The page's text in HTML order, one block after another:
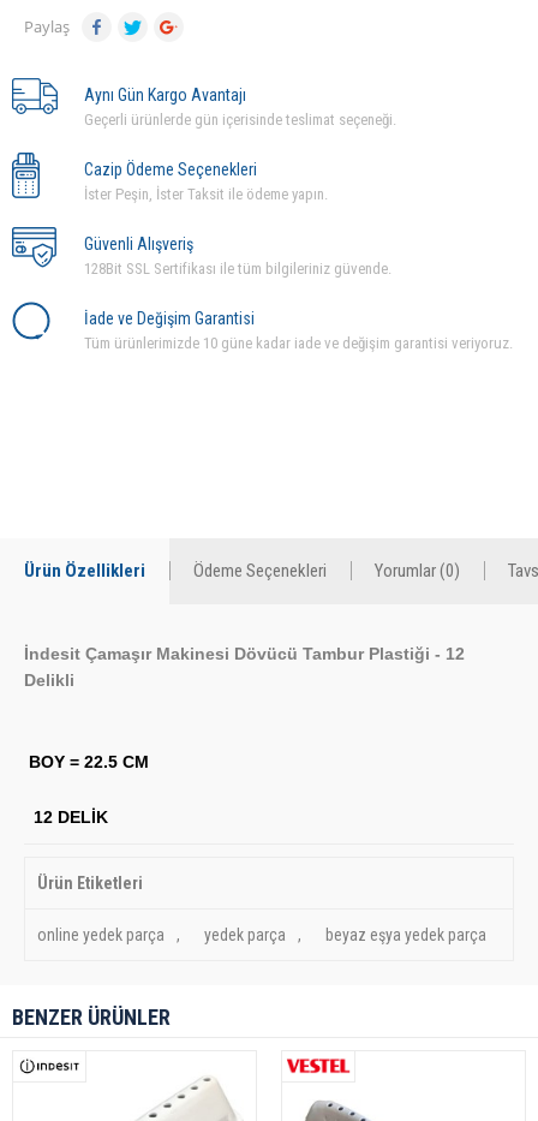
Paylaş
Aynı Gün Kargo Avantajı
Geçerli ürünlerde gün içerisinde teslimat seçeneği.
Cazip Ödeme Seçenekleri
İster Peşin, İster Taksit ile ödeme yapın.
Güvenli Alışveriş
128Bit SSL Sertifikası ile tüm bilgileriniz güvende.
İade ve Değişim Garantisi
Tüm ürünlerimizde 10 güne kadar iade ve değişim garantisi veriyoruz.
Ürün Özellikleri Ödeme Seçenekleri Yorumlar (0)
İndesit Çamaşır Makinesi Dövücü Tambur Plastiği - 12
Delikli
BOY = 22.5 CM
12 DELİK
Ürün Etiketleri
online yedek parça , yedek parça , beyaz eşya yedek parça
BENZER ÜRÜNLER